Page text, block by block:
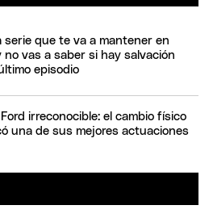
serie que te va a mantener en
no vas a saber si hay salvación
episodio
irreconocible: el cambio físico
una de sus mejores actuaciones